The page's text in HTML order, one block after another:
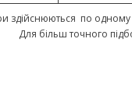
здійснюються по
Для більш точного